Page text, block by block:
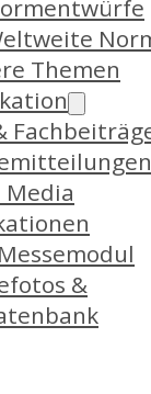
Themen
Media
&